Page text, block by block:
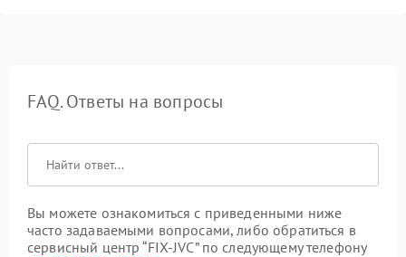
FAQ. Ответы на вопросы
Вы можете ознакомиться с приведенными ниже
часто задаваемыми вопросами, либо обратиться в
сервисный центр “FIX-JVC” по следующему телефону